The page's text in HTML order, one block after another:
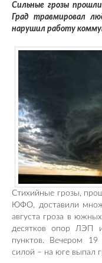
Сильные грозы
Град травмировал
нарушил работу
Стихийные грозы,
ЮФО, доставили
августа гроза в
десятков опор ЛЭП
пунктов. Вечером 19
силой – на юге выпал